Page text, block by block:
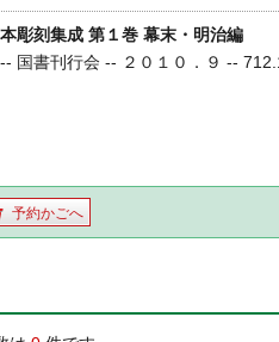
本彫刻集成 第１巻 幕末・明治編
書刊行会 -- ２０１０．９ --
予約かごへ